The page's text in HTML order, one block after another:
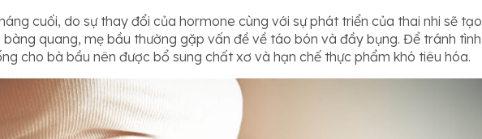
cuối, do sự thay đổi của hormone cùng với sự phát triển của thai nhi sẽ tạo
quang, mẹ bầu thường gặp vấn đề về táo bón và đầy bụng. Để tránh tình
cho bà bầu nên được bổ sung chất xơ và hạn chế thực phẩm khó tiêu hóa.